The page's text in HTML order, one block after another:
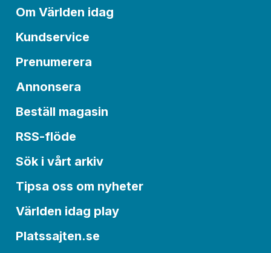
Om Världen idag
Kundservice
Prenumerera
Annonsera
Beställ magasin
RSS-flöde
Sök i vårt arkiv
Tipsa oss om nyheter
Världen idag play
Platssajten.se